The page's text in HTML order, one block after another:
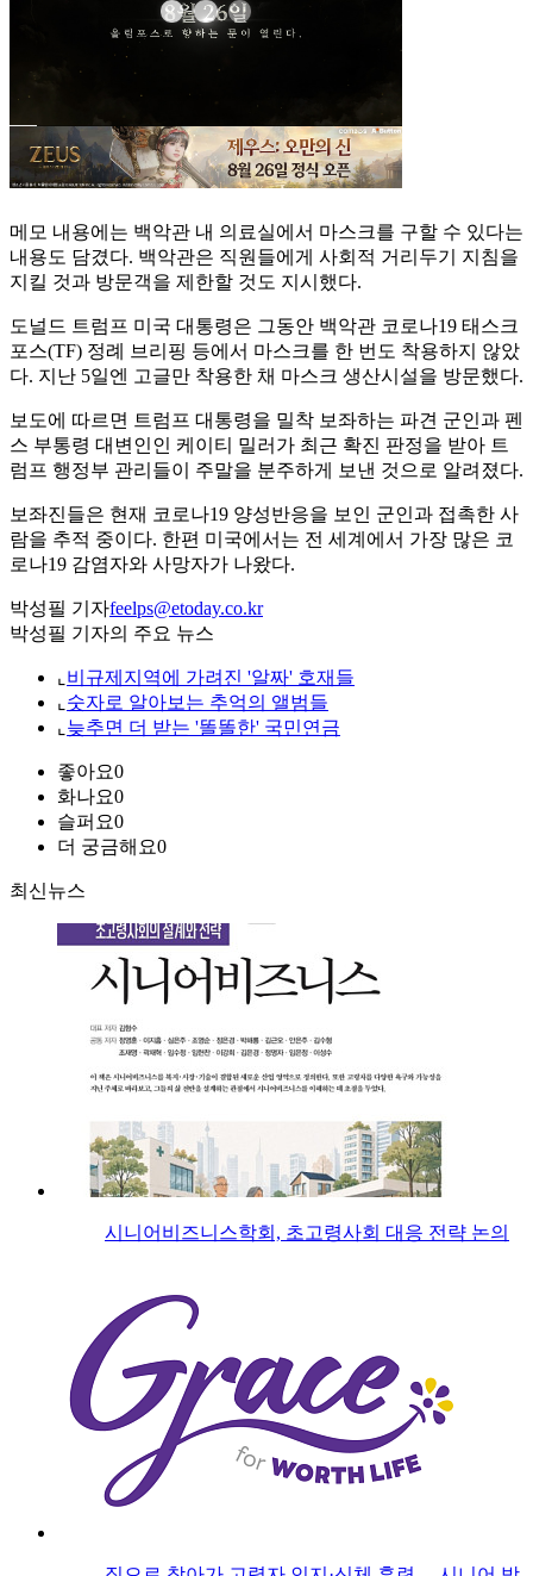
메모 내용에는 백악관 내 의료실에서 마스크를 구할 수 있다는
내용도 담겼다. 백악관은 직원들에게 사회적 거리두기 지침을
지킬 것과 방문객을 제한할 것도 지시했다.
도널드 트럼프 미국 대통령은 그동안 백악관 코로나19 태스크
포스(TF) 정례 브리핑 등에서 마스크를 한 번도 착용하지 않았
다. 지난 5일엔 고글만 착용한 채 마스크 생산시설을 방문했다.
보도에 따르면 트럼프 대통령을 밀착 보좌하는 파견 군인과 펜
스 부통령 대변인인 케이티 밀러가 최근 확진 판정을 받아 트
럼프 행정부 관리들이 주말을 분주하게 보낸 것으로 알려졌다.
보좌진들은 현재 코로나19 양성반응을 보인 군인과 접촉한 사
람을 추적 중이다. 한편 미국에서는 전 세계에서 가장 많은 코
로나19 감염자와 사망자가 나왔다.
박성필 기자feelps@etoday.co.kr
박성필 기자의 주요 뉴스
⌞ 비규제지역에 가려진 '알짜' 호재들
⌞ 숫자로 알아보는 추억의 앨범들
⌞ 늦추면 더 받는 '똘똘한' 국민연금
좋아요0
화나요0
슬퍼요0
더 궁금해요0
최신뉴스
시니어비즈니스학회, 초고령사회 대응 전략 논의